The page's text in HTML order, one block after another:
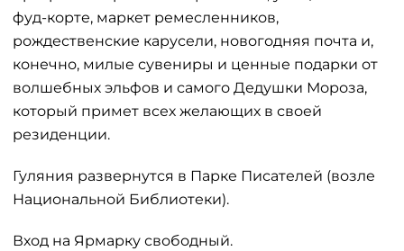
фуд-корте, маркет ремесленников,
рождественские карусели, новогодняя почта и,
конечно, милые сувениры и ценные подарки от
волшебных эльфов и самого Дедушки Мороза,
который примет всех желающих в своей
резиденции.
Гуляния развернутся в Парке Писателей (возле
Национальной Библиотеки).
Вход на Ярмарку свободный.